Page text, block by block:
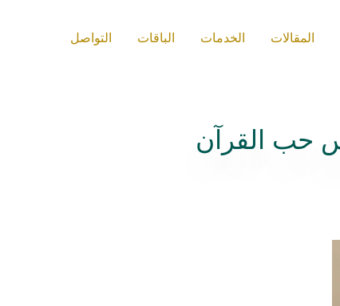
المقالات الخدمات الباقات التواصل
حب القرآن